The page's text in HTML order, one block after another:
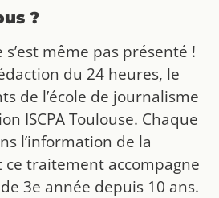
?
même pas présenté !
du 24 heures, le
de l’école de journalisme
ISCPA Toulouse. Chaque
l’information de la
ce traitement accompagne
3e année depuis 10 ans.